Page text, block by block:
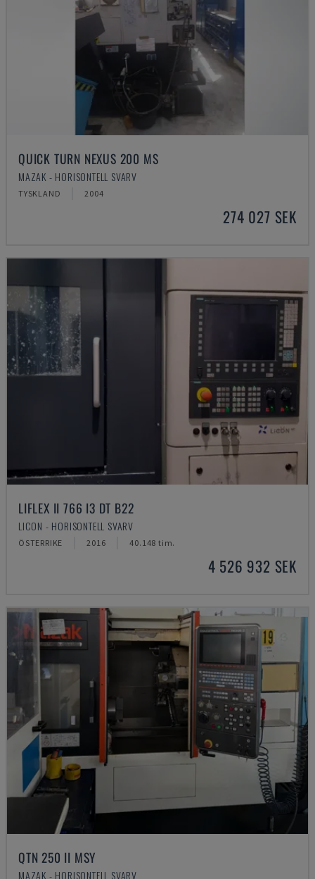
QUICK TURN NEXUS 200 MS
MAZAK - HORISONTELL SVARV
TYSKLAND 2004
274 027 SEK
LIFLEX II 766 I3 DT B22
LICON - HORISONTELL SVARV
ÖSTERRIKE 2016 40.148 tim.
4 526 932 SEK
QTN 250 II MSY
MAZAK - HORISONTELL SVARV